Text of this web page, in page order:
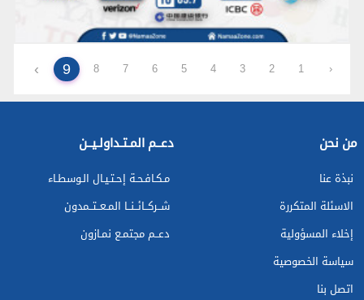
‹
1
2
3
4
5
6
7
8
9
›
من نحن
نبذة عنا
الاسئلة المتكررة
إخلاء المسؤولية
سياسة الخصوصية
اتصل بنا
دعــم المـتـداولـيــن
مـكـافـحـة إحـتـيـال الـوسطـاء
شــركــائــنــا المـعــتــمدون
دعــم مجتمـع نمـازون